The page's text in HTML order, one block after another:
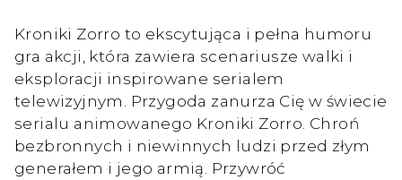
Kroniki Zorro to ekscytująca i pełna humoru
gra akcji, która zawiera scenariusze walki i
eksploracji inspirowane serialem
telewizyjnym. Przygoda zanurza Cię w świecie
serialu animowanego Kroniki Zorro. Chroń
bezbronnych i niewinnych ludzi przed złym
generałem i jego armią. Przywróć